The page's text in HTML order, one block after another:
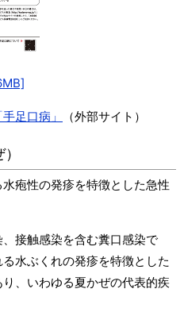
足口病」 （外部サイト）
疱性の発疹を特徴とした急性
接触感染を含む糞口感染で
水ぶくれの発疹を特徴とした
、いわゆる夏かぜの代表的疾